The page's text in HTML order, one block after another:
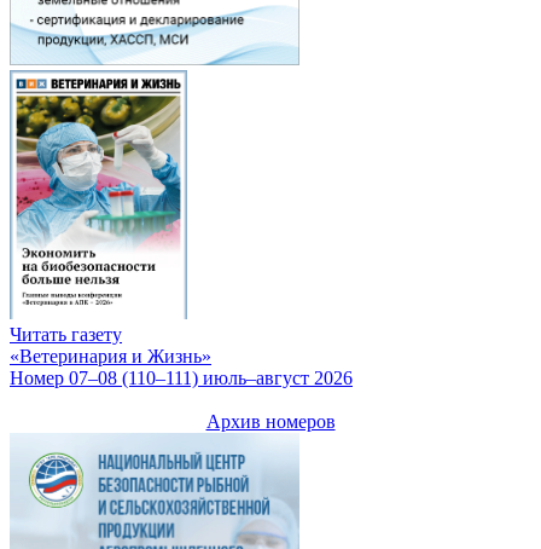
Читать газету
«Ветеринария и Жизнь»
Номер 07–08 (110–111) июль–август 2026
Архив номеров